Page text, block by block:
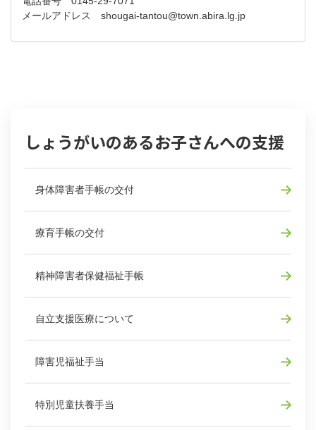
メールアドレス shougai-tantou@town.abira.lg.jp
しょうがいのあるお子さんへの支援
身体障害者手帳の交付
療育手帳の交付
精神障害者保健福祉手帳
自立支援医療について
障害児福祉手当
特別児童扶養手当